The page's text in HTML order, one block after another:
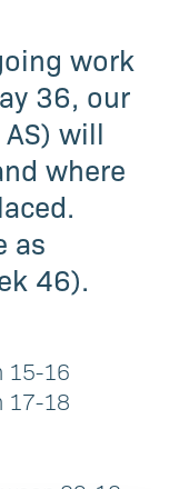
work
36, our
will
where
as
46).
15-16
17-18